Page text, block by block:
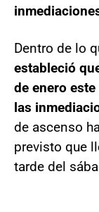
Dentro de lo
estableció
de enero
las
de ascenso
previsto que
tarde del